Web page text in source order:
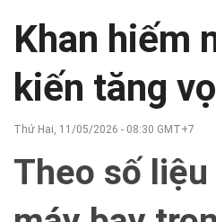
Khan hiếm
kiến tăng
Thứ Hai, 11/05/2026 - 08:30 GMT+7
Theo số